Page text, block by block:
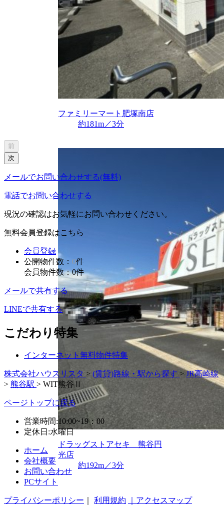
ファミリーマート肥塚南店
約181m／3分
ドラッグストアセキ 熊谷円
光店
約192m／3分
前
次
メールでお問い合わせする(無料)
電話でお問い合わせする
現況の確認はお気軽にお問い合わせください。
無料会員登録はこちら
会員登録
公開物件数： 0件
会員物件数：0件
メールで共有する
LINEで共有する
こだわり特集
インターネット無料物件特集
株式会社ハウスリスタ > (賃貸)路線・駅から探す > JR高崎線
> 熊谷駅 > WIT熊谷Ⅱ
ページトップに戻る
営業時間:10:00~19：00
定休日:水曜日
ホーム
会社概要
お問い合わせ
PCサイト
プライバシーポリシー 利用規約 ｜アクセスマップ